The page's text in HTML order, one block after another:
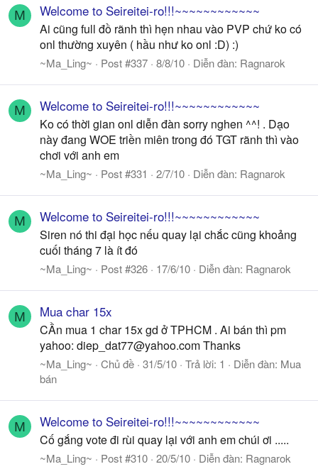
M Welcome to Seireitei-ro!!!~~~~~~~~~~~~
Ai cũng full đồ rãnh thì hẹn nhau vào PVP chứ ko có
onl thường xuyên ( hầu như ko onl :D) :)
~Ma_Ling~ Post #337 8/8/10 Diễn đàn: Ragnarok
M Welcome to Seireitei-ro!!!~~~~~~~~~~~~
Ko có thời gian onl diễn đàn sorry nghen ^^! . Dạo
này đang WOE triền miên trong đó TGT rãnh thì vào
chơi với anh em
~Ma_Ling~ Post #331 2/7/10 Diễn đàn: Ragnarok
M Welcome to Seireitei-ro!!!~~~~~~~~~~~~
Siren nó thi đại học nếu quay lại chắc cũng khoảng
cuối tháng 7 là ít đó
~Ma_Ling~ Post #326 17/6/10 Diễn đàn: Ragnarok
M Mua char 15x
CẦn mua 1 char 15x gd ở TPHCM . Ai bán thì pm
yahoo: diep_dat77@yahoo.comThanks
~Ma_Ling~ Chủ đề 31/5/10 Trả lời: 1 Diễn đàn: Mua
bán
M Welcome to Seireitei-ro!!!~~~~~~~~~~~~
Cố gắng vote đi rùi quay lại với anh em chúi ơi .....
~Ma_Ling~ Post #310 20/5/10 Diễn đàn: Ragnarok